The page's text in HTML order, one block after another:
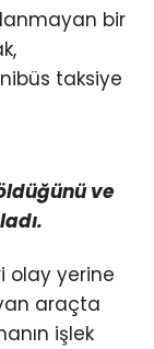
bir
taksiye
ve
olay yerine
araçta
işlek